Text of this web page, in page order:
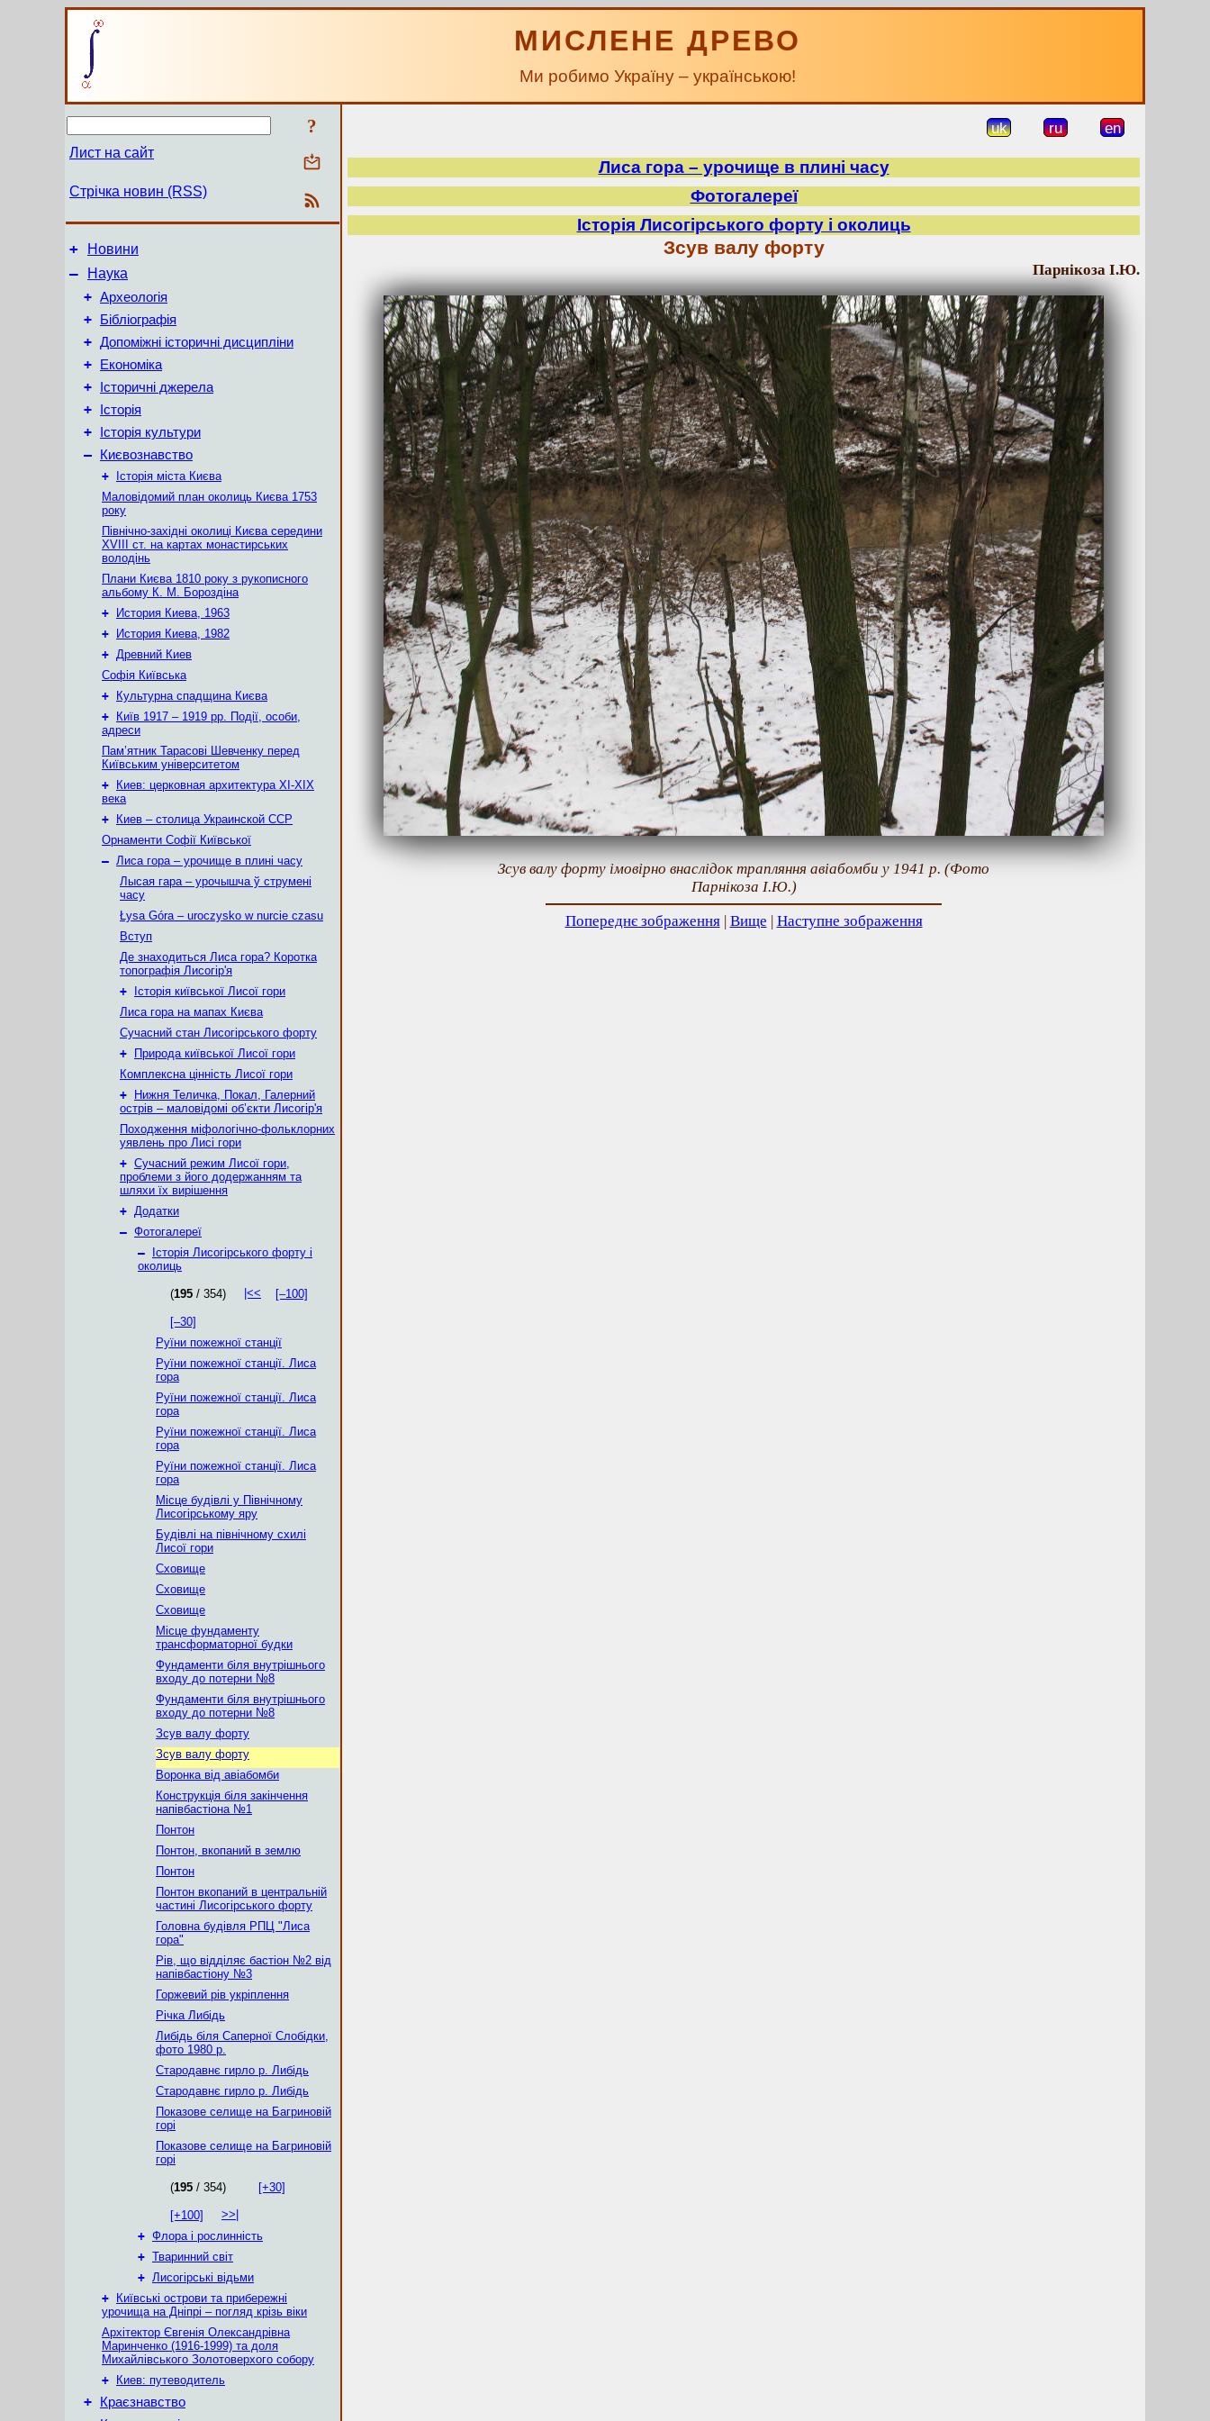
МИСЛЕНЕ ДРЕВО
Ми робимо Україну – українською!
?
Лист на сайт
Стрічка новин (RSS)
+ Новини
–
Наука
+ Археологія
+ Бібліографія
+ Допоміжні історичні дисципліни
+ Економіка
+ Історичні джерела
+ Історія
+ Історія культури
– Києвознавство
+
Історія міста Києва
Маловідомий план околиць Києва 1753
року
Північно-західні околиці Києва середини
XVIII ст. на картах монастирських
володінь
Плани Києва 1810 року з рукописного
альбому К. М. Бороздіна
+
История Киева, 1963
+
История Киева, 1982
+ Древний Киев
Софія Київська
+
Культурна спадщина Києва
+
Київ 1917 – 1919 рр. Події, особи,
адреси
Пам’ятник Тарасові Шевченку перед
Київським університетом
+
Киев: церковная архитектура XI-XIX
века
+
Киев – столица Украинской ССР
Орнаменти Софії Київської
– Лиса гора – урочище в плині часу
Лысая гара – урочышча ў струмені
часу
Łysa Góra – uroczysko w nurcie czasu
Вступ
Де знаходиться Лиса гора? Коротка
топографія Лисогір'я
+
Історія київської Лисої гори
Лиса гора на мапах Києва
Сучасний стан Лисогірського форту
+
Природа київської Лисої гори
Комплексна цінність Лисої гори
+
Нижня Теличка, Покал, Галерний
острів – маловідомі об’єкти Лисогір'я
Походження міфологічно-фольклорних
уявлень про Лисі гори
+ Сучасний режим Лисої гори,
проблеми з його додержанням та
шляхи їх вирішення
+ Додатки
– Фотогалереї
–
Історія Лисогірського форту і
околиць
(195 / 354) |<< [–100]
[–30]
Руїни пожежної станції
Руїни пожежної станції. Лиса
гора
Руїни пожежної станції. Лиса
гора
Руїни пожежної станції. Лиса
гора
Руїни пожежної станції. Лиса
гора
Місце будівлі у Північному
Лисогірському яру
Будівлі на північному схилі
Лисої гори
Сховище
Сховище
Сховище
Місце фундаменту
трансформаторної будки
Фундаменти біля внутрішнього
входу до потерни №8
Фундаменти біля внутрішнього
входу до потерни №8
Зсув валу форту
Зсув валу форту
Воронка від авіабомби
Конструкція біля закінчення
напівбастіона №1
Понтон
Понтон, вкопаний в землю
Понтон
Понтон вкопаний в центральній
частині Лисогірського форту
Головна будівля РПЦ "Лиса
гора"
Рів, що відділяє бастіон №2 від
напівбастіону №3
Горжевий рів укріплення
Річка Либідь
Либідь біля Саперної Слобідки,
фото 1980 р.
Стародавнє гирло р. Либідь
Стародавнє гирло р. Либідь
Показове селище на Багриновій
горі
Показове селище на Багриновій
горі
(195 / 354) [+30]
[+100]
>>|
+ Флора і рослинність
+ Тваринний світ
+ Лисогірські відьми
+
Київські острови та прибережні
урочища на Дніпрі – погляд крізь віки
Архітектор Євгенія Олександрівна
Маринченко (1916-1999) та доля
Михайлівського Золотоверхого собору
+
Киев: путеводитель
+ Краєзнавство
uk ru en
Лиса гора – урочище в плині часу
Фотогалереї
Історія Лисогірського форту і околиць
Зсув валу форту
Парнікоза І.Ю.
Зсув валу форту імовірно внаслідок трапляння авіабомби у 1941 р. (Фото
Парнікоза І.Ю.)
Попереднє зображення| Вище | Наступне зображення